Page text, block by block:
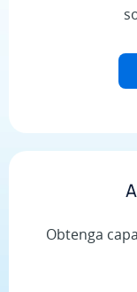
Obtenga